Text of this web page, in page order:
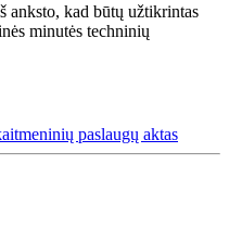
anksto, kad būtų užtikrintas
minutės techninių
paslaugų aktas